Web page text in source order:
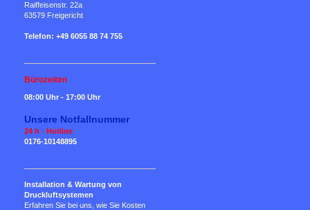
Raiffeisenstr. 22a
63579 Freigericht
Telefon: +49 6055 88 74 755
Bürozeiten
08:00 Uhr - 17:00 Uhr
Unsere Notfallnummer
24 h - Hotline
0176-10148895
Installation & Wartung von
Druckluftsystemen
Erfahren Sie bei uns, wie Sie Kosten